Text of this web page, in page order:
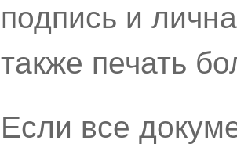
подпись и
также печать
Если все